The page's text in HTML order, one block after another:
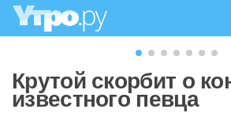
Крутой скорбит о
известного певца